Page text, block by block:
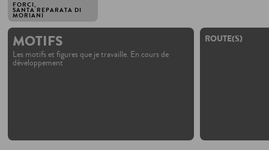
FORCI,
SANTA REPARATA DI
MORIANI
MOTIFS
Les motifs et figures que je travaille. En cours de
développement
ROUTE(S)